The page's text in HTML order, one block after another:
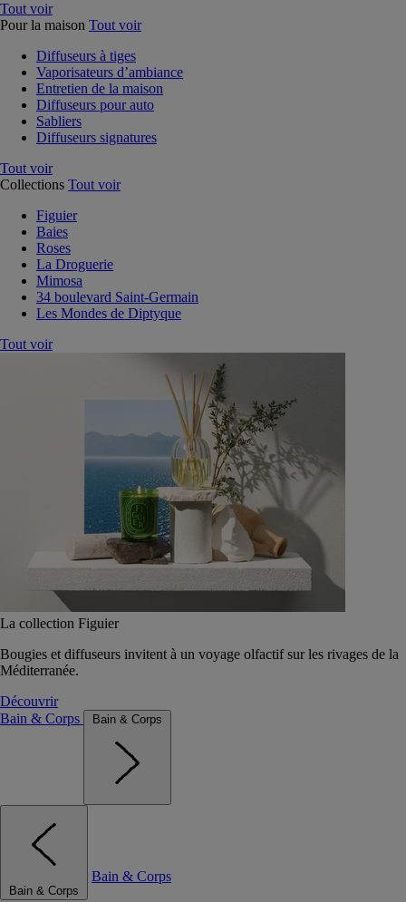
Tout voir
Pour la maison Tout voir
Diffuseurs à tiges
Vaporisateurs d’ambiance
Entretien de la maison
Diffuseurs pour auto
Sabliers
Diffuseurs signatures
Tout voir
Collections Tout voir
Figuier
Baies
Roses
La Droguerie
Mimosa
34 boulevard Saint-Germain
Les Mondes de Diptyque
Tout voir
La collection Figuier
Bougies et diffuseurs invitent à un voyage olfactif sur les rivages de la
Méditerranée.
Découvrir
Bain & Corps
Bain & Corps
Bain & Corps
Bain & Corps